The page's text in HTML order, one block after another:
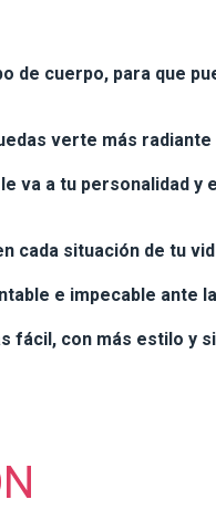
de cuerpo, para que
verte más radiante
va a tu personalidad
cada situación de tu
e impecable ante
fácil, con más estilo y